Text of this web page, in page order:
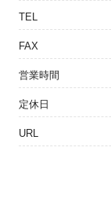
TEL
FAX
営業時間
定休日
URL